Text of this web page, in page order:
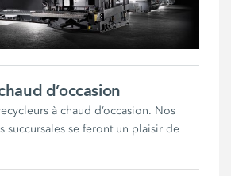
d’occasion
à chaud d’occasion. Nos
succursales se feront un plaisir de